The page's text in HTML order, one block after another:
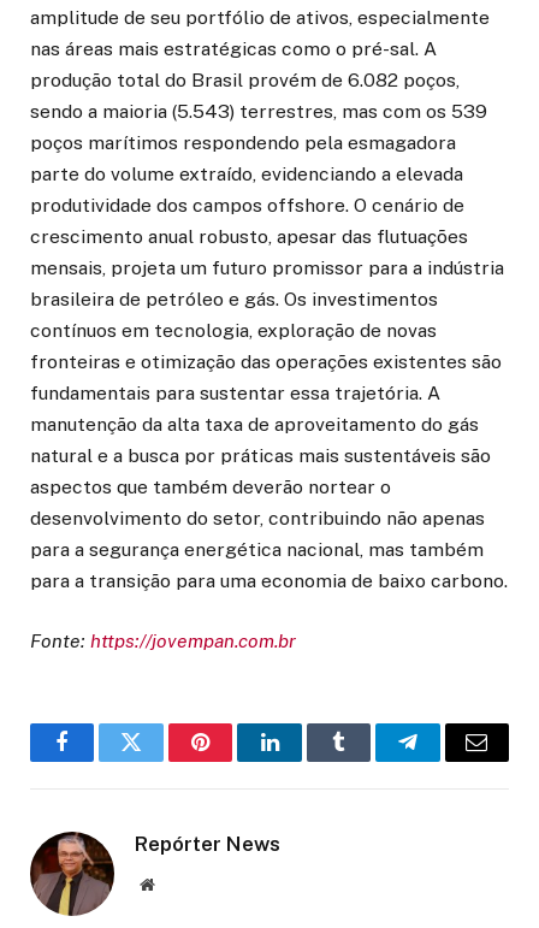
amplitude de seu portfólio de ativos, especialmente
nas áreas mais estratégicas como o pré-sal. A
produção total do Brasil provém de 6.082 poços,
sendo a maioria (5.543) terrestres, mas com os 539
poços marítimos respondendo pela esmagadora
parte do volume extraído, evidenciando a elevada
produtividade dos campos offshore. O cenário de
crescimento anual robusto, apesar das flutuações
mensais, projeta um futuro promissor para a indústria
brasileira de petróleo e gás. Os investimentos
contínuos em tecnologia, exploração de novas
fronteiras e otimização das operações existentes são
fundamentais para sustentar essa trajetória. A
manutenção da alta taxa de aproveitamento do gás
natural e a busca por práticas mais sustentáveis são
aspectos que também deverão nortear o
desenvolvimento do setor, contribuindo não apenas
para a segurança energética nacional, mas também
para a transição para uma economia de baixo carbono.
Fonte: https://jovempan.com.br
FacebookTwitter PinterestLinkedInTumblr TelegramEmail
Repórter News
Website